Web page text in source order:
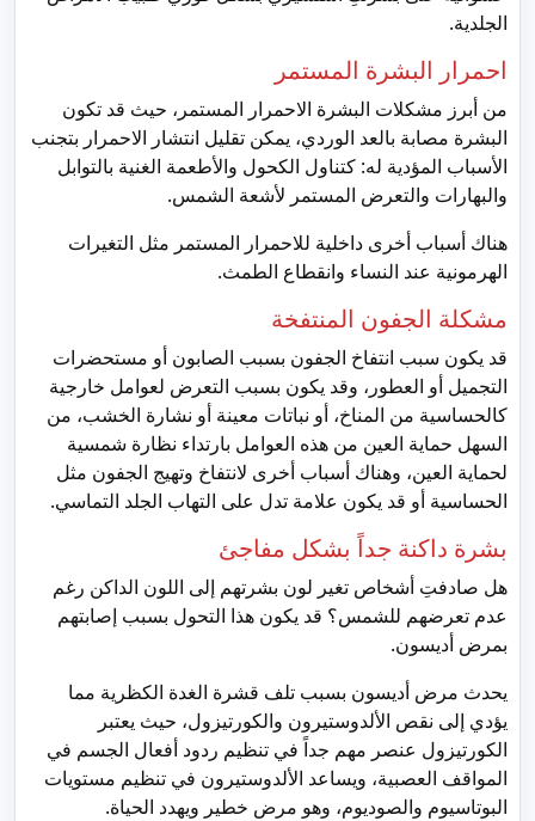
الجلدية.
احمرار البشرة المستمر
من أبرز مشكلات البشرة الاحمرار المستمر، حيث قد تكون
البشرة مصابة بالعد الوردي، يمكن تقليل انتشار الاحمرار بتجنب
الأسباب المؤدية له: كتناول الكحول والأطعمة الغنية بالتوابل
والبهارات والتعرض المستمر لأشعة الشمس.
هناك أسباب أخرى داخلية للاحمرار المستمر مثل التغيرات
الهرمونية عند النساء وانقطاع الطمث.
مشكلة الجفون المنتفخة
قد يكون سبب انتفاخ الجفون بسبب الصابون أو مستحضرات
التجميل أو العطور، وقد يكون بسبب التعرض لعوامل خارجية
كالحساسية من المناخ، أو نباتات معينة أو نشارة الخشب، من
السهل حماية العين من هذه العوامل بارتداء نظارة شمسية
لحماية العين، وهناك أسباب أخرى لانتفاخ وتهيج الجفون مثل
الحساسية أو قد يكون علامة تدل على التهاب الجلد التماسي.
بشرة داكنة جداً بشكل مفاجئ
هل صادفتِ أشخاص تغير لون بشرتهم إلى اللون الداكن رغم
عدم تعرضهم للشمس؟ قد يكون هذا التحول بسبب إصابتهم
بمرض أديسون.
يحدث مرض أديسون بسبب تلف قشرة الغدة الكظرية مما
يؤدي إلى نقص الألدوستيرون والكورتيزول، حيث يعتبر
الكورتيزول عنصر مهم جداً في تنظيم ردود أفعال الجسم في
المواقف العصبية، ويساعد الألدوستيرون في تنظيم مستويات
البوتاسيوم والصوديوم، وهو مرض خطير ويهدد الحياة.